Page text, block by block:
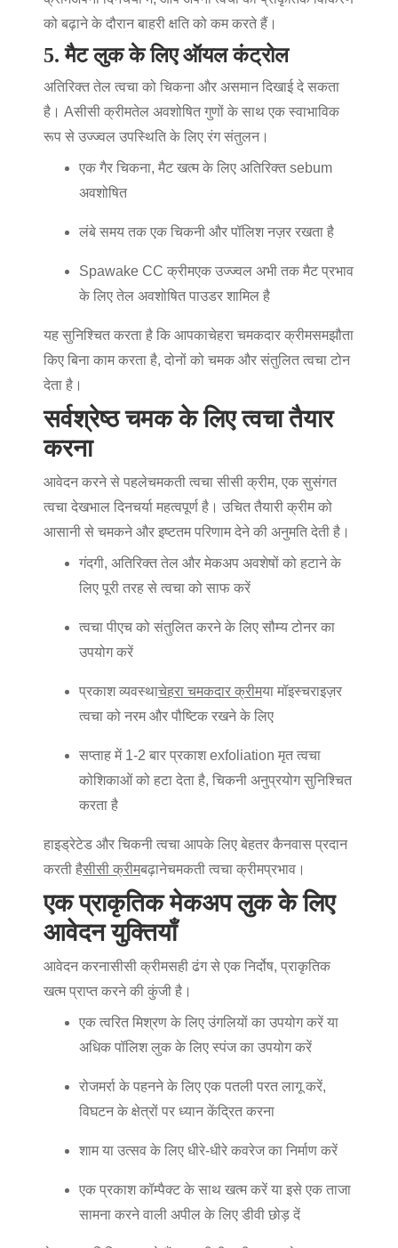
को बढ़ाने के दौरान बाहरी क्षति को कम करते हैं।
5. मैट लुक के लिए ऑयल कंट्रोल
अतिरिक्त तेल त्वचा को चिकना और असमान दिखाई दे सकता
है। Aसीसी क्रीमतेल अवशोषित गुणों के साथ एक स्वाभाविक
रूप से उज्ज्वल उपस्थिति के लिए रंग संतुलन।
एक गैर चिकना, मैट खत्म के लिए अतिरिक्त sebum
अवशोषित
लंबे समय तक एक चिकनी और पॉलिश नज़र रखता है
Spawake CC क्रीमएक उज्ज्वल अभी तक मैट प्रभाव
के लिए तेल अवशोषित पाउडर शामिल है
यह सुनिश्चित करता है कि आपकाचेहरा चमकदार क्रीमसमझौता
किए बिना काम करता है, दोनों को चमक और संतुलित त्वचा टोन
देता है।
सर्वश्रेष्ठ चमक के लिए त्वचा तैयार
करना
आवेदन करने से पहलेचमकती त्वचा सीसी क्रीम, एक सुसंगत
त्वचा देखभाल दिनचर्या महत्वपूर्ण है। उचित तैयारी क्रीम को
आसानी से चमकने और इष्टतम परिणाम देने की अनुमति देती है।
गंदगी, अतिरिक्त तेल और मेकअप अवशेषों को हटाने के
लिए पूरी तरह से त्वचा को साफ करें
त्वचा पीएच को संतुलित करने के लिए सौम्य टोनर का
उपयोग करें
प्रकाश व्यवस्थाचेहरा चमकदार क्रीमया मॉइस्चराइज़र
त्वचा को नरम और पौष्टिक रखने के लिए
सप्ताह में 1-2 बार प्रकाश exfoliation मृत त्वचा
कोशिकाओं को हटा देता है, चिकनी अनुप्रयोग सुनिश्चित
करता है
हाइड्रेटेड और चिकनी त्वचा आपके लिए बेहतर कैनवास प्रदान
करती हैसीसी क्रीमबढ़ानेचमकती त्वचा क्रीमप्रभाव।
एक प्राकृतिक मेकअप लुक के लिए
आवेदन युक्तियाँ
आवेदन करनासीसी क्रीमसही ढंग से एक निर्दोष, प्राकृतिक
खत्म प्राप्त करने की कुंजी है।
एक त्वरित मिश्रण के लिए उंगलियों का उपयोग करें या
अधिक पॉलिश लुक के लिए स्पंज का उपयोग करें
रोजमर्रा के पहनने के लिए एक पतली परत लागू करें,
विघटन के क्षेत्रों पर ध्यान केंद्रित करना
शाम या उत्सव के लिए धीरे-धीरे कवरेज का निर्माण करें
एक प्रकाश कॉम्पैक्ट के साथ खत्म करें या इसे एक ताजा
सामना करने वाली अपील के लिए डीवी छोड़ दें